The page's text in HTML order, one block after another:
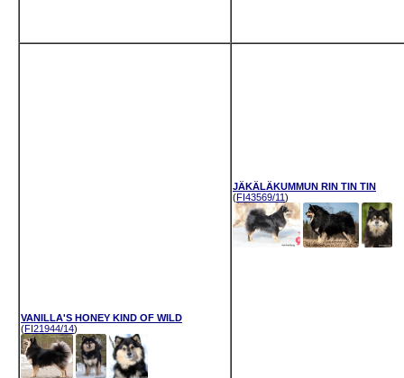
VANILLA'S HONEY KIND OF WILD
(FI21944/14)
JÄKÄLÄKUMMUN RIN TIN TIN
(FI43569/11)